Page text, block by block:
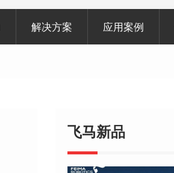
解决方案 应用案例
飞马新品